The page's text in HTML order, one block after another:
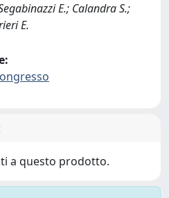
E.; Calandra S.;
E.
a questo prodotto.